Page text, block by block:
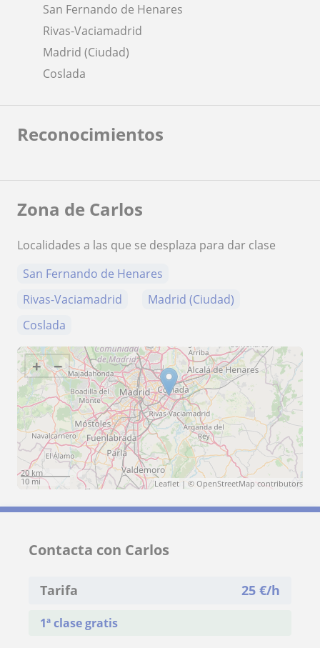
San Fernando de Henares
Rivas-Vaciamadrid
Madrid (Ciudad)
Coslada
Reconocimientos
Zona de Carlos
Localidades a las que se desplaza para dar clase
San Fernando de Henares
Rivas-Vaciamadrid
Madrid (Ciudad)
Coslada
+ −
20 km
10 mi
Leaflet | © OpenStreetMap contributors
Contacta con Carlos
Tarifa 25 €/h
1ª clase gratis